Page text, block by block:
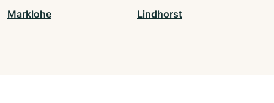
Marklohe Lindhorst